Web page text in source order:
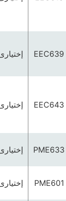
EEC639 إختيارى
EEC643 إختيارى
إختيارى
PME601 إختيارى